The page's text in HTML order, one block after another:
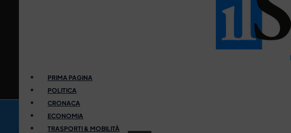
PRIMA PAGINA
POLITICA
CRONACA
ECONOMIA
TRASPORTI & MOBILITÀ